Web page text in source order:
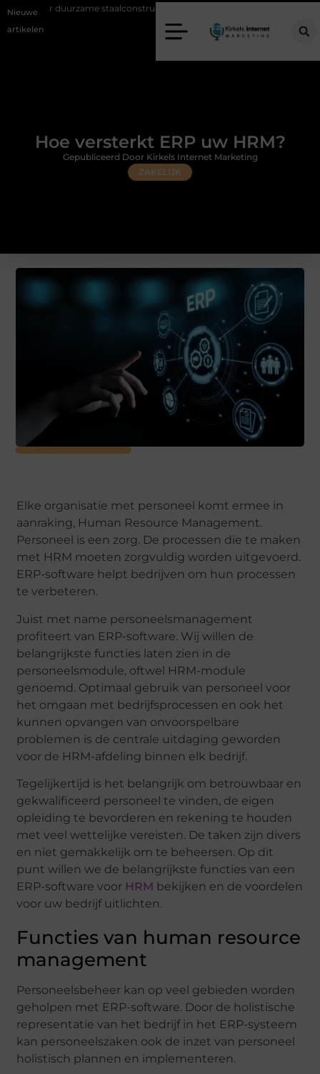
Nieuwe
artikelen
staalconstructies Vastgoed klanten genereren met online
Hoe versterkt ERP uw HRM?
ZAKELIJK
Gepubliceerd Door Kirkels Internet Marketing
Elke organisatie met personeel komt ermee in
aanraking, Human Resource Management.
Personeel is een zorg. De processen die te maken
met HRM moeten zorgvuldig worden uitgevoerd.
ERP-software helpt bedrijven om hun processen
te verbeteren.
Juist met name personeelsmanagement
profiteert van ERP-software. Wij willen de
belangrijkste functies laten zien in de
personeelsmodule, oftwel HRM-module
genoemd. Optimaal gebruik van personeel voor
het omgaan met bedrijfsprocessen en ook het
kunnen opvangen van onvoorspelbare
problemen is de centrale uitdaging geworden
voor de HRM-afdeling binnen elk bedrijf.
Tegelijkertijd is het belangrijk om betrouwbaar en
gekwalificeerd personeel te vinden, de eigen
opleiding te bevorderen en rekening te houden
met veel wettelijke vereisten. De taken zijn divers
en niet gemakkelijk om te beheersen. Op dit
punt willen we de belangrijkste functies van een
ERP-software voor HRM bekijken en de voordelen
voor uw bedrijf uitlichten.
Functies van human resource
management
Personeelsbeheer kan op veel gebieden worden
geholpen met ERP-software. Door de holistische
representatie van het bedrijf in het ERP-systeem
kan personeelszaken ook de inzet van personeel
holistisch plannen en implementeren.